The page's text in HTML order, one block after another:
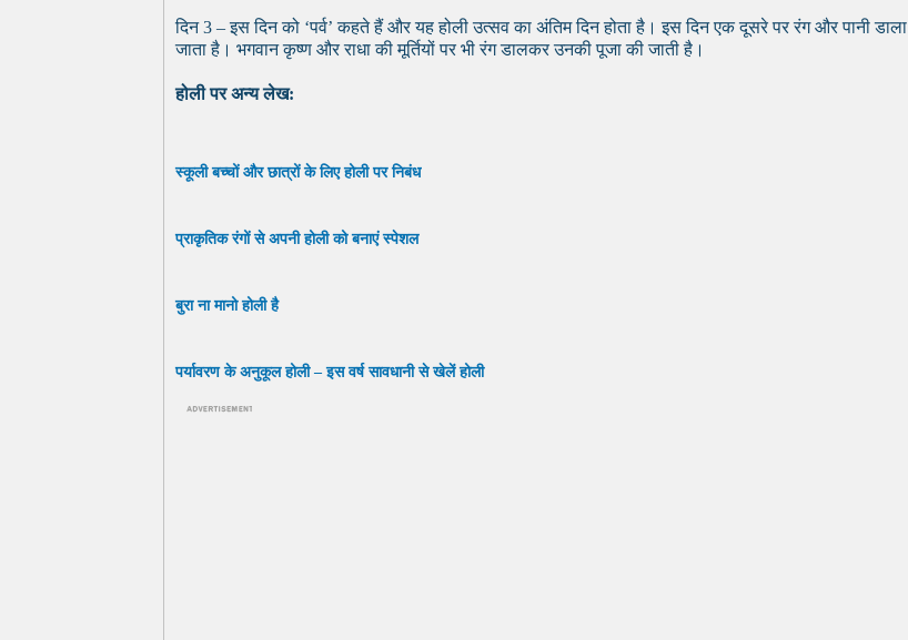
दिन 3 – इस दिन को ‘पर्व’ कहते हैं और यह होली उत्सव का अंतिम दिन होता है। इस दिन एक दूसरे पर रंग और पानी डाला
जाता है। भगवान कृष्ण और राधा की मूर्तियों पर भी रंग डालकर उनकी पूजा की जाती है।
होली पर अन्य लेख:
स्कूली बच्चों और छात्रों के लिए होली पर निबंध
प्राकृतिक रंगों से अपनी होली को बनाएं स्पेशल
बुरा ना मानो होली है
पर्यावरण के अनुकूल होली – इस वर्ष सावधानी से खेलें होली